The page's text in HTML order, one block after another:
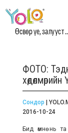
Өсвөр үе, залууст
ФОТО:
Сондор |
2016-10-24
Бид өмнө нь